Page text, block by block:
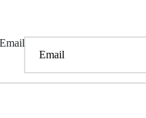
Email